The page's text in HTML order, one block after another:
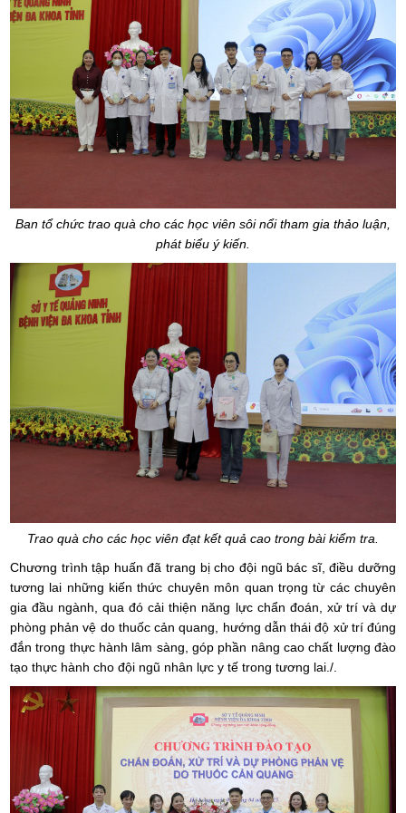
Ban tổ chức trao quà cho các học viên sôi nổi tham gia thảo luận,
phát biểu ý kiến.
Trao quà cho các học viên đạt kết quả cao trong bài kiểm tra.
Chương trình tập huấn đã trang bị cho đội ngũ bác sĩ, điều dưỡng
tương lai những kiến thức chuyên môn quan trọng từ các chuyên
gia đầu ngành, qua đó cải thiện năng lực chẩn đoán, xử trí và dự
phòng phản vệ do thuốc cản quang, hướng dẫn thái độ xử trí đúng
đắn trong thực hành lâm sàng, góp phần nâng cao chất lượng đào
tạo thực hành cho đội ngũ nhân lực y tế trong tương lai./.